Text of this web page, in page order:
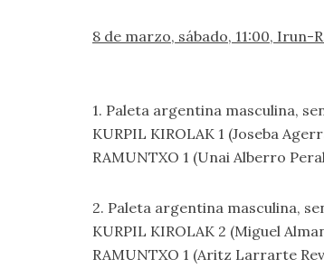
8 de marzo, sábado, 11:00, Irun-
1. Paleta argentina masculina,
KURPIL KIROLAK 1 (Joseba
RAMUNTXO 1 (Unai Alberro
2. Paleta argentina masculina,
KURPIL KIROLAK 2 (Miguel
RAMUNTXO 1 (Aritz Larrarte